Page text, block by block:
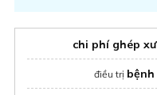
chi phí ghép
điều trị